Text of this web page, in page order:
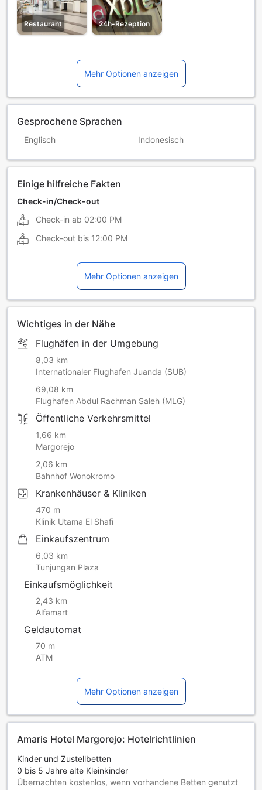
Restaurant 24h-Rezeption
Mehr Optionen anzeigen
Gesprochene Sprachen
Englisch Indonesisch
Einige hilfreiche Fakten
Check-in/Check-out
Check-in ab 02:00 PM
Check-out bis 12:00 PM
Mehr Optionen anzeigen
Wichtiges in der Nähe
Flughäfen in der Umgebung
8,03 km
Internationaler Flughafen Juanda (SUB)
69,08 km
Flughafen Abdul Rachman Saleh (MLG)
Öffentliche Verkehrsmittel
1,66 km
Margorejo
2,06 km
Bahnhof Wonokromo
Krankenhäuser & Kliniken
470 m
Klinik Utama El Shafi
Einkaufszentrum
6,03 km
Tunjungan Plaza
Einkaufsmöglichkeit
2,43 km
Alfamart
Geldautomat
70 m
ATM
Mehr Optionen anzeigen
Amaris Hotel Margorejo: Hotelrichtlinien
Kinder und Zustellbetten
0 bis 5 Jahre alte Kleinkinder
Übernachten kostenlos, wenn vorhandene Betten genutzt